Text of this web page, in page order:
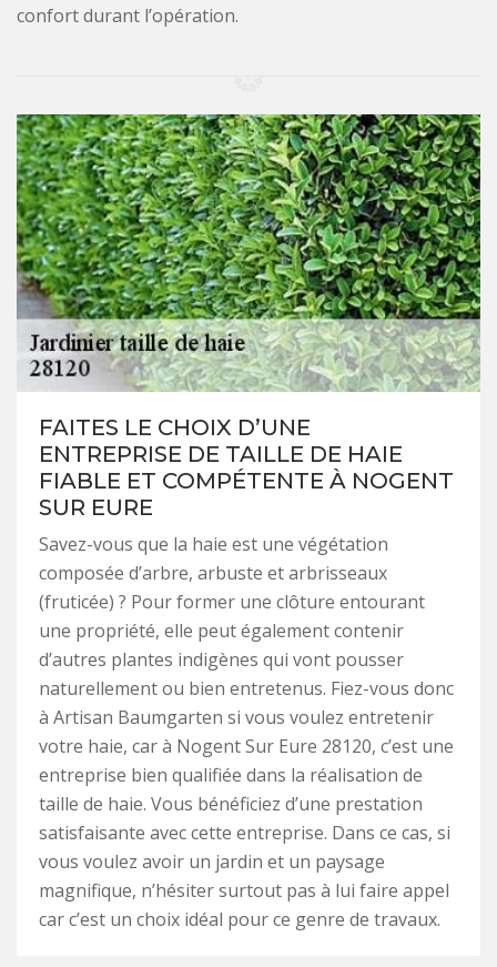
confort durant l’opération.
FAITES LE CHOIX D’UNE
ENTREPRISE DE TAILLE DE HAIE
FIABLE ET COMPÉTENTE À NOGENT
SUR EURE
Savez-vous que la haie est une végétation
composée d’arbre, arbuste et arbrisseaux
(fruticée) ? Pour former une clôture entourant
une propriété, elle peut également contenir
d’autres plantes indigènes qui vont pousser
naturellement ou bien entretenus. Fiez-vous donc
à Artisan Baumgarten si vous voulez entretenir
votre haie, car à Nogent Sur Eure 28120, c’est une
entreprise bien qualifiée dans la réalisation de
taille de haie. Vous bénéficiez d’une prestation
satisfaisante avec cette entreprise. Dans ce cas, si
vous voulez avoir un jardin et un paysage
magnifique, n’hésiter surtout pas à lui faire appel
car c’est un choix idéal pour ce genre de travaux.